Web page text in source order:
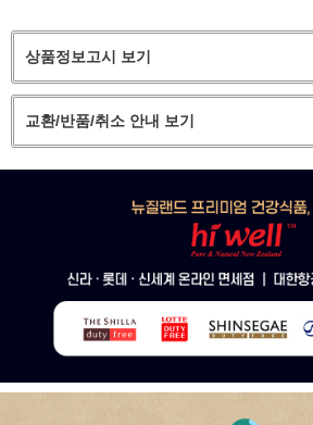
상품정보고시 보기
교환/반품/취소 안내 보기